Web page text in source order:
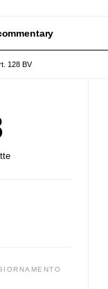
128 BV